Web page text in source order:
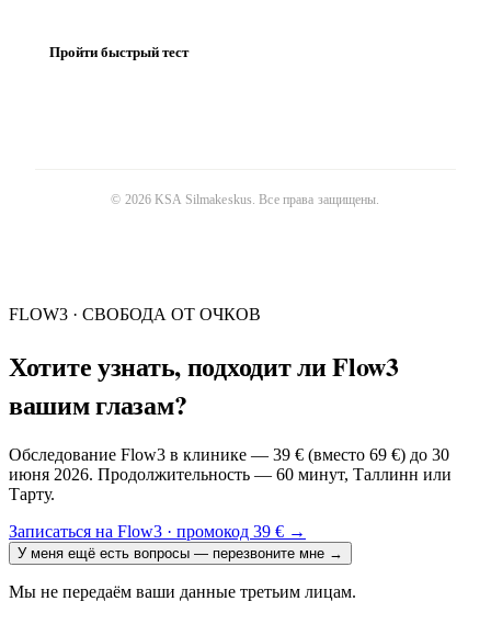
Пройти быстрый тест
© 2026 KSA Silmakeskus. Все права защищены.
FLOW3 · СВОБОДА ОТ ОЧКОВ
Хотите узнать, подходит ли Flow3
вашим глазам?
Обследование Flow3 в клинике — 39 € (вместо 69 €) до 30
июня 2026. Продолжительность — 60 минут, Таллинн или
Тарту.
Записаться на Flow3 · промокод 39 € →
У меня ещё есть вопросы — перезвоните мне →
Мы не передаём ваши данные третьим лицам.